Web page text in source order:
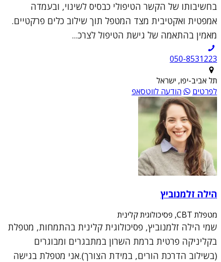
בחשיבותו של הקשר הטיפולי כבסיס לשינוי, ובעמדה
אמפטית ואקטיבית מצד המטפל תוך שילוב כלים פרקטיים.
מאמין בהתאמה של גישת הטיפול לצרכ...
050-8531223
תל אביב-יפו, ישראל
לפרטים
הודעה לווטסאפ
הילה זלמנוביץ
מטפלת CBT, פסיכולוגית קלינית
שמי הילה זלמנוביץ, פסיכולוגית קלינית בהתמחות, מטפלת
בקליניקה פרטית ברמת השרון במתבגרים ומבוגרים
(בשילוב הדרכת הורים, במידת הצורך).אני מטפלת בגישה